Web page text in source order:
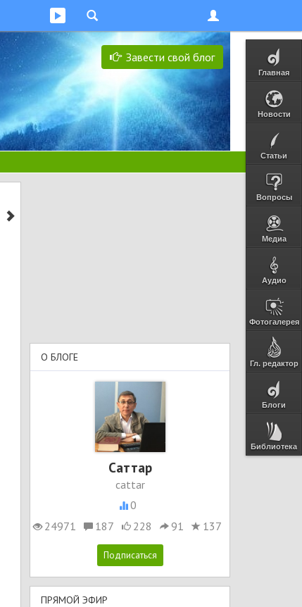
Главная
Новости
Статьи
Вопросы
Медиа
Аудио
Фотогалерея
Гл. редактор
Блоги
Библиотека
Завести свой блог
О БЛОГЕ
Cаттар
cattar
0
24971
187 228 91 137
ПРЯМОЙ ЭФИР